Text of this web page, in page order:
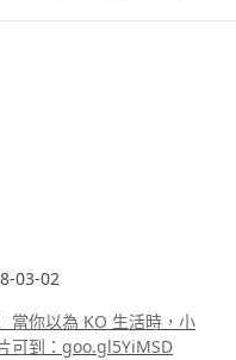
爸#好女人 #好老婆 #好
03-02
當你以為 KO 生活時，小
可到：goo.gl5YiMSD